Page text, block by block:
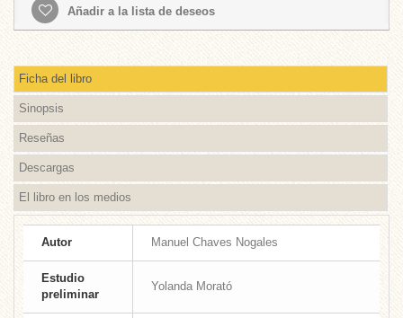
Añadir a la lista de deseos
Ficha del libro
Sinopsis
Reseñas
Descargas
El libro en los medios
Autor Manuel Chaves Nogales
Estudio
preliminar
Yolanda Morató